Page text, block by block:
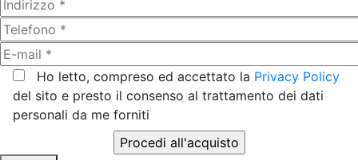
Ho letto, compreso ed accettato la Privacy Policy
del sito e presto il consenso al trattamento dei dati
personali da me forniti